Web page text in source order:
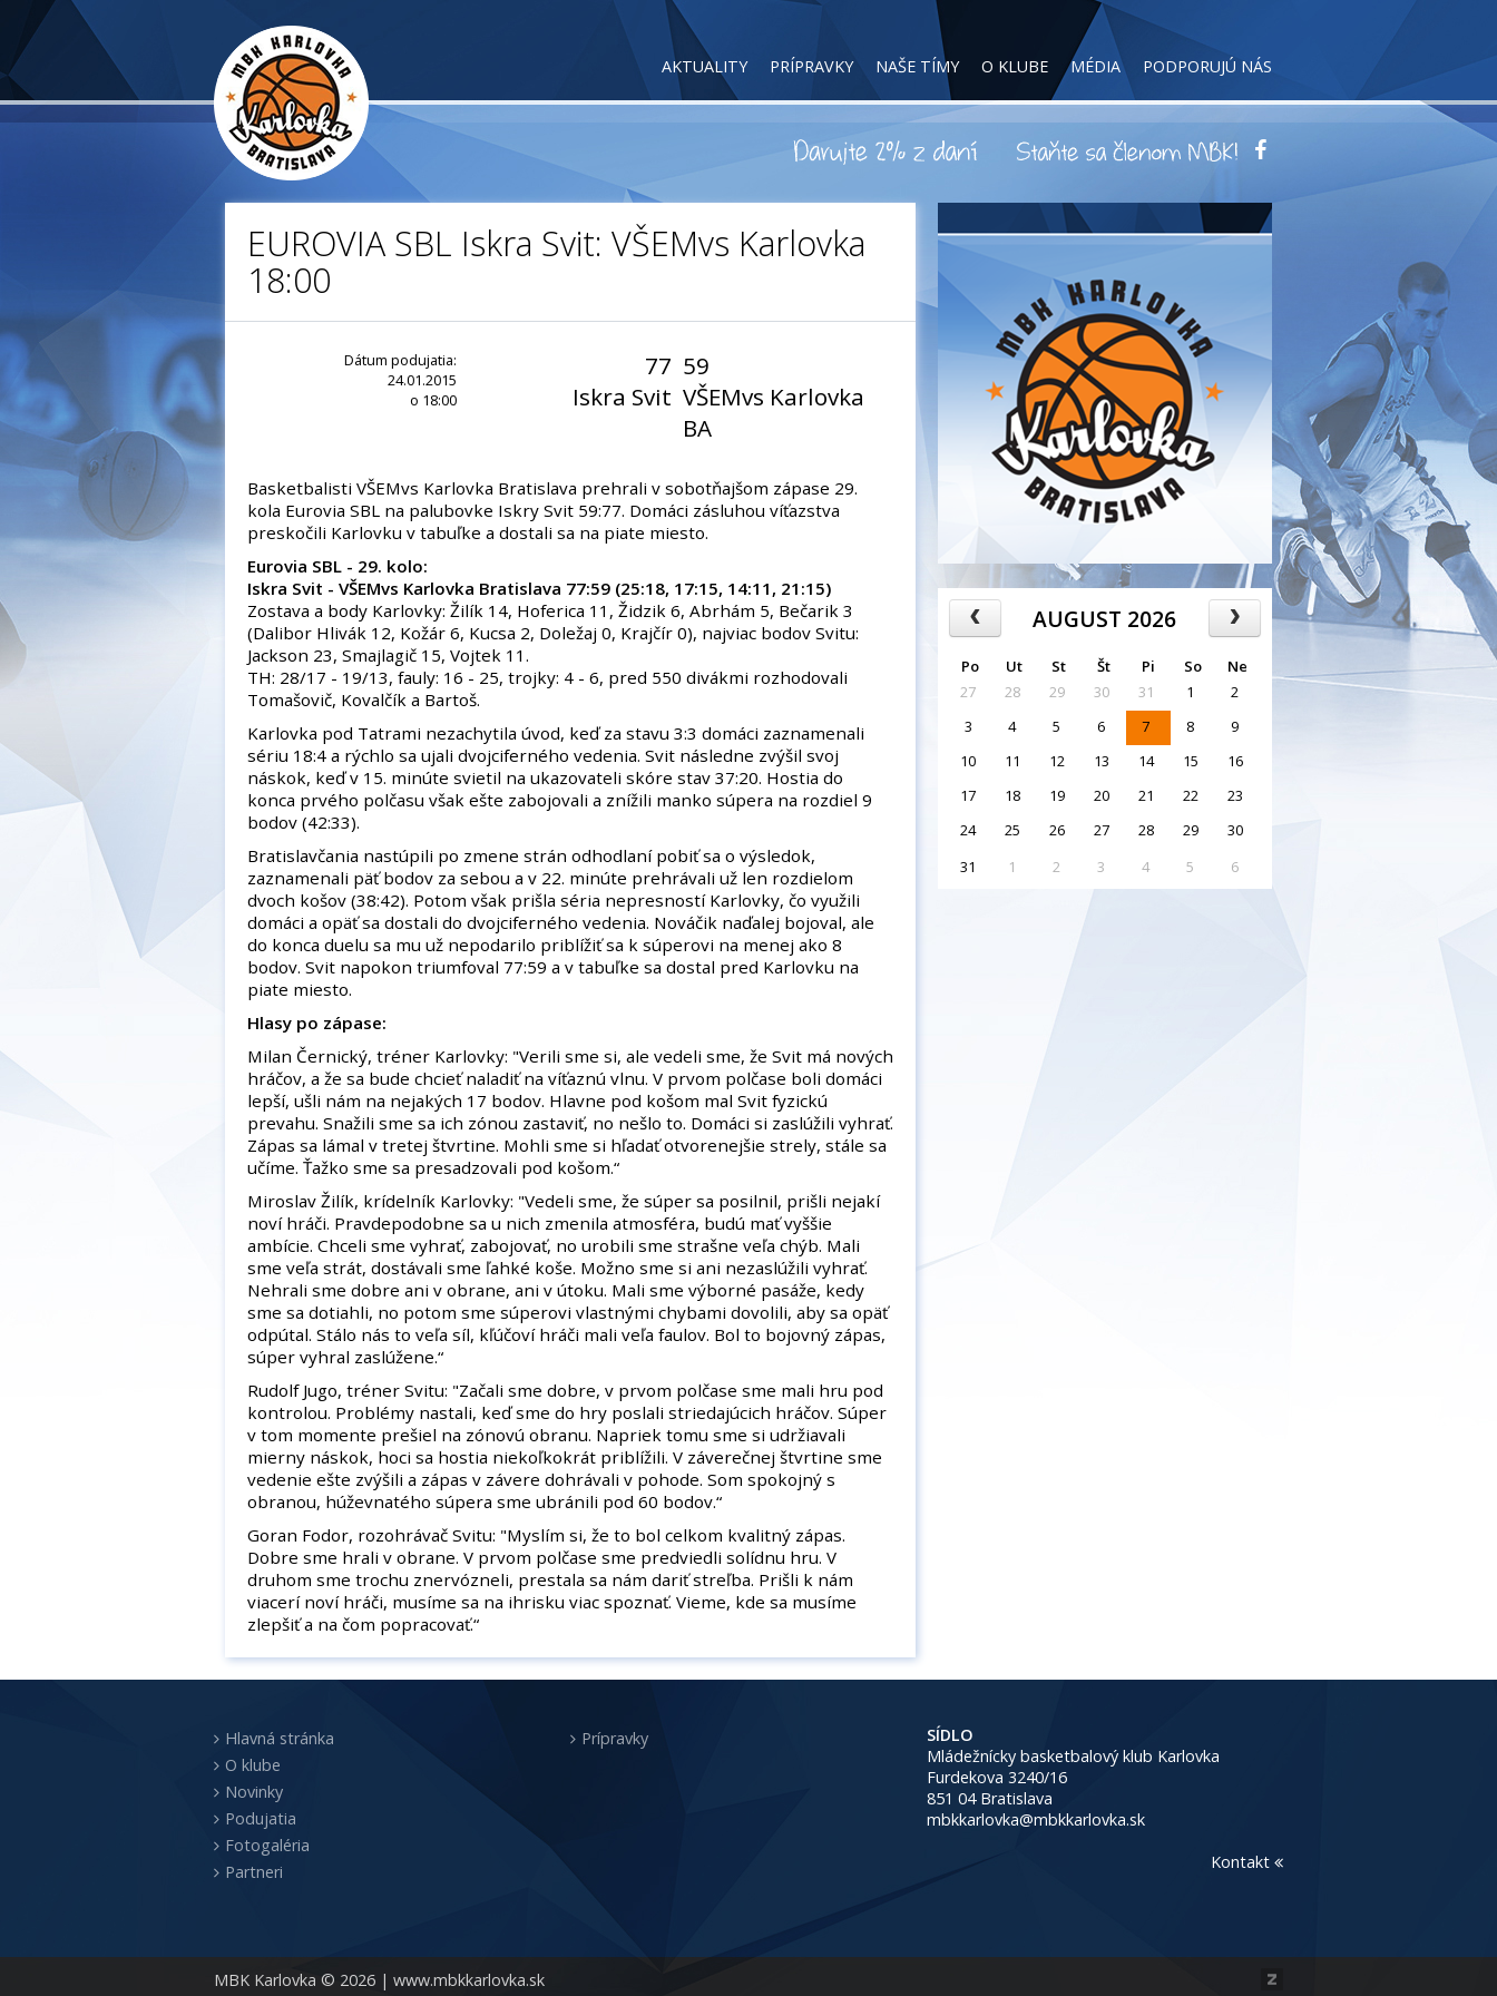
AKTUALITY PRÍPRAVKY NAŠE TÍMY O KLUBE MÉDIA PODPORUJÚ NÁS
EUROVIA SBL Iskra Svit: VŠEMvs Karlovka
18:00
Dátum podujatia:
24.01.2015
o 18:00
77
Iskra Svit
59
VŠEMvs Karlovka
BA
Basketbalisti VŠEMvs Karlovka Bratislava prehrali v sobotňajšom zápase 29.
kola Eurovia SBL na palubovke Iskry Svit 59:77. Domáci zásluhou víťazstva
preskočili Karlovku v tabuľke a dostali sa na piate miesto.
Eurovia SBL - 29. kolo:
Iskra Svit - VŠEMvs Karlovka Bratislava 77:59 (25:18, 17:15, 14:11, 21:15)
Zostava a body Karlovky: Žilík 14, Hoferica 11, Židzik 6, Abrhám 5, Bečarik 3
(Dalibor Hlivák 12, Kožár 6, Kucsa 2, Doležaj 0, Krajčír 0), najviac bodov Svitu:
Jackson 23, Smajlagič 15, Vojtek 11.
TH: 28/17 - 19/13, fauly: 16 - 25, trojky: 4 - 6, pred 550 divákmi rozhodovali
Tomašovič, Kovalčík a Bartoš.
Karlovka pod Tatrami nezachytila úvod, keď za stavu 3:3 domáci zaznamenali
sériu 18:4 a rýchlo sa ujali dvojciferného vedenia. Svit následne zvýšil svoj
náskok, keď v 15. minúte svietil na ukazovateli skóre stav 37:20. Hostia do
konca prvého polčasu však ešte zabojovali a znížili manko súpera na rozdiel 9
bodov (42:33).
Bratislavčania nastúpili po zmene strán odhodlaní pobiť sa o výsledok,
zaznamenali päť bodov za sebou a v 22. minúte prehrávali už len rozdielom
dvoch košov (38:42). Potom však prišla séria nepresností Karlovky, čo využili
domáci a opäť sa dostali do dvojciferného vedenia. Nováčik naďalej bojoval, ale
do konca duelu sa mu už nepodarilo priblížiť sa k súperovi na menej ako 8
bodov. Svit napokon triumfoval 77:59 a v tabuľke sa dostal pred Karlovku na
piate miesto.
Hlasy po zápase:
Milan Černický, tréner Karlovky: "Verili sme si, ale vedeli sme, že Svit má nových
hráčov, a že sa bude chcieť naladiť na víťaznú vlnu. V prvom polčase boli domáci
lepší, ušli nám na nejakých 17 bodov. Hlavne pod košom mal Svit fyzickú
prevahu. Snažili sme sa ich zónou zastaviť, no nešlo to. Domáci si zaslúžili vyhrať.
Zápas sa lámal v tretej štvrtine. Mohli sme si hľadať otvorenejšie strely, stále sa
učíme. Ťažko sme sa presadzovali pod košom.“
Miroslav Žilík, krídelník Karlovky: "Vedeli sme, že súper sa posilnil, prišli nejakí
noví hráči. Pravdepodobne sa u nich zmenila atmosféra, budú mať vyššie
ambície. Chceli sme vyhrať, zabojovať, no urobili sme strašne veľa chýb. Mali
sme veľa strát, dostávali sme ľahké koše. Možno sme si ani nezaslúžili vyhrať.
Nehrali sme dobre ani v obrane, ani v útoku. Mali sme výborné pasáže, kedy
sme sa dotiahli, no potom sme súperovi vlastnými chybami dovolili, aby sa opäť
odpútal. Stálo nás to veľa síl, kľúčoví hráči mali veľa faulov. Bol to bojovný zápas,
súper vyhral zaslúžene.“
Rudolf Jugo, tréner Svitu: "Začali sme dobre, v prvom polčase sme mali hru pod
kontrolou. Problémy nastali, keď sme do hry poslali striedajúcich hráčov. Súper
v tom momente prešiel na zónovú obranu. Napriek tomu sme si udržiavali
mierny náskok, hoci sa hostia niekoľkokrát priblížili. V záverečnej štvrtine sme
vedenie ešte zvýšili a zápas v závere dohrávali v pohode. Som spokojný s
obranou, húževnatého súpera sme ubránili pod 60 bodov.“
Goran Fodor, rozohrávač Svitu: "Myslím si, že to bol celkom kvalitný zápas.
Dobre sme hrali v obrane. V prvom polčase sme predviedli solídnu hru. V
druhom sme trochu znervózneli, prestala sa nám dariť streľba. Prišli k nám
viacerí noví hráči, musíme sa na ihrisku viac spoznať. Vieme, kde sa musíme
zlepšiť a na čom popracovať.“
AUGUST 2026
Po Ut St Št Pi So
Ne
27
28 29 30 31 1
2
3
4 5 6 7 8
9
10
11 12 13 14 15
16
17
18 19 20 21 22
23
24
25 26 27 28 29
30
31
1 2 3 4 5 6
MBK Karlovka © 2026 | www.mbkkarlovka.sk
Hlavná stránka
O klube
Novinky
Podujatia
Fotogaléria
Partneri
Prípravky
SÍDLO
Mládežnícky basketbalový klub Karlovka
Furdekova 3240/16
851 04 Bratislava
mbkkarlovka@mbkkarlovka.sk
Kontakt